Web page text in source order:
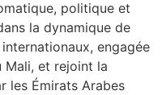
politique et
la dynamique de
engagée
Mali, et rejoint la
les Émirats Arabes